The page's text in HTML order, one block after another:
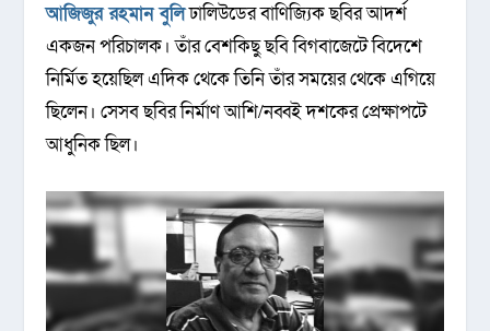
আজিজুর রহমান বুলিঢালিউডের বাণিজ্যিক ছবির আদর্শ
একজন পরিচালক। তাঁর বেশকিছু ছবি বিগবাজেটে বিদেশে
নির্মিত হয়েছিল এদিক থেকে তিনি তাঁর সময়ের থেকে এগিয়ে
ছিলেন। সেসব ছবির নির্মাণ আশি/নব্বই দশকের প্রেক্ষাপটে
আধুনিক ছিল।